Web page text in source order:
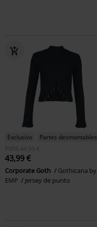
Exclusivo
Partes desmontables
PVPR 44,99 €
43,99 €
Corporate Goth
Gothicana by
EMP
Jersey de punto